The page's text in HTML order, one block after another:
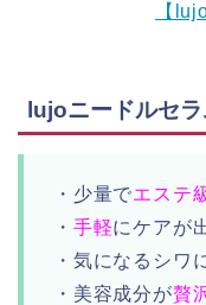
【
lujoニードルセラ
・少量でエステ
・ 手軽にケアが
・気になるシワ
・美容成分が贅